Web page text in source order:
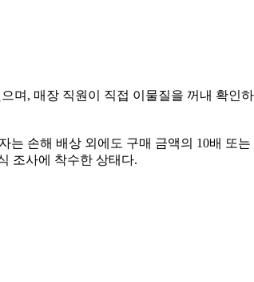
, 매장 직원이 직접 이물질을 꺼내 확인
손해 배상 외에도 구매 금액의 10배 또
조사에 착수한 상태다.